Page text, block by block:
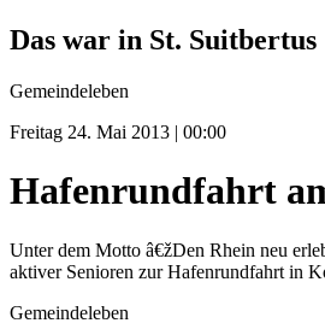
Das war in St. Suitbertus
Gemeindeleben
Freitag 24. Mai 2013 | 00:00
Hafenrundfahrt
Unter dem Motto â€žDen Rhein neu
aktiver Senioren zur Hafenrundfahrt in
Gemeindeleben